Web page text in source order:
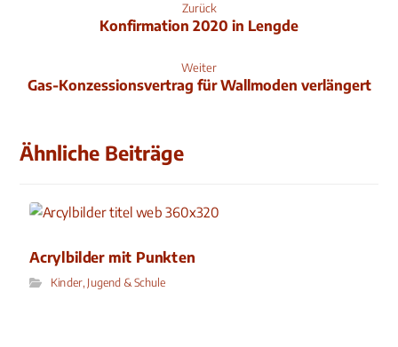
Zurück
Konfirmation 2020 in Lengde
Weiter
Gas-Konzessionsvertrag für Wallmoden verlängert
Ähnliche Beiträge
Acrylbilder mit Punkten
Kinder, Jugend & Schule